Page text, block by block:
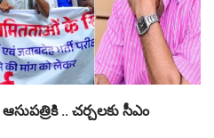
.. చర్చలకు సీఎం